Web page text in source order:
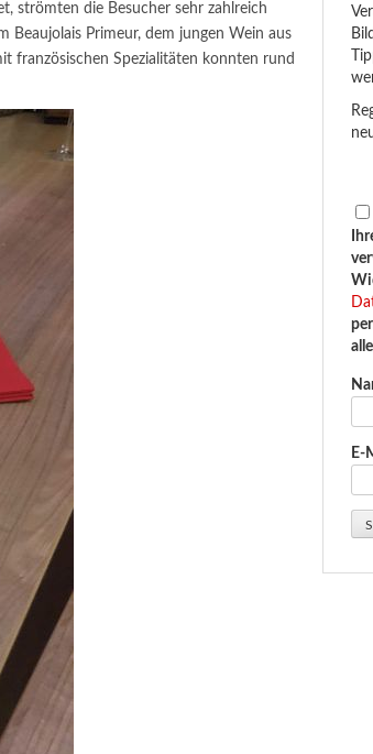
strömten die Besucher sehr zahlreich
Beaujolais Primeur, dem jungen Wein aus
französischen Spezialitäten konnten rund
E-